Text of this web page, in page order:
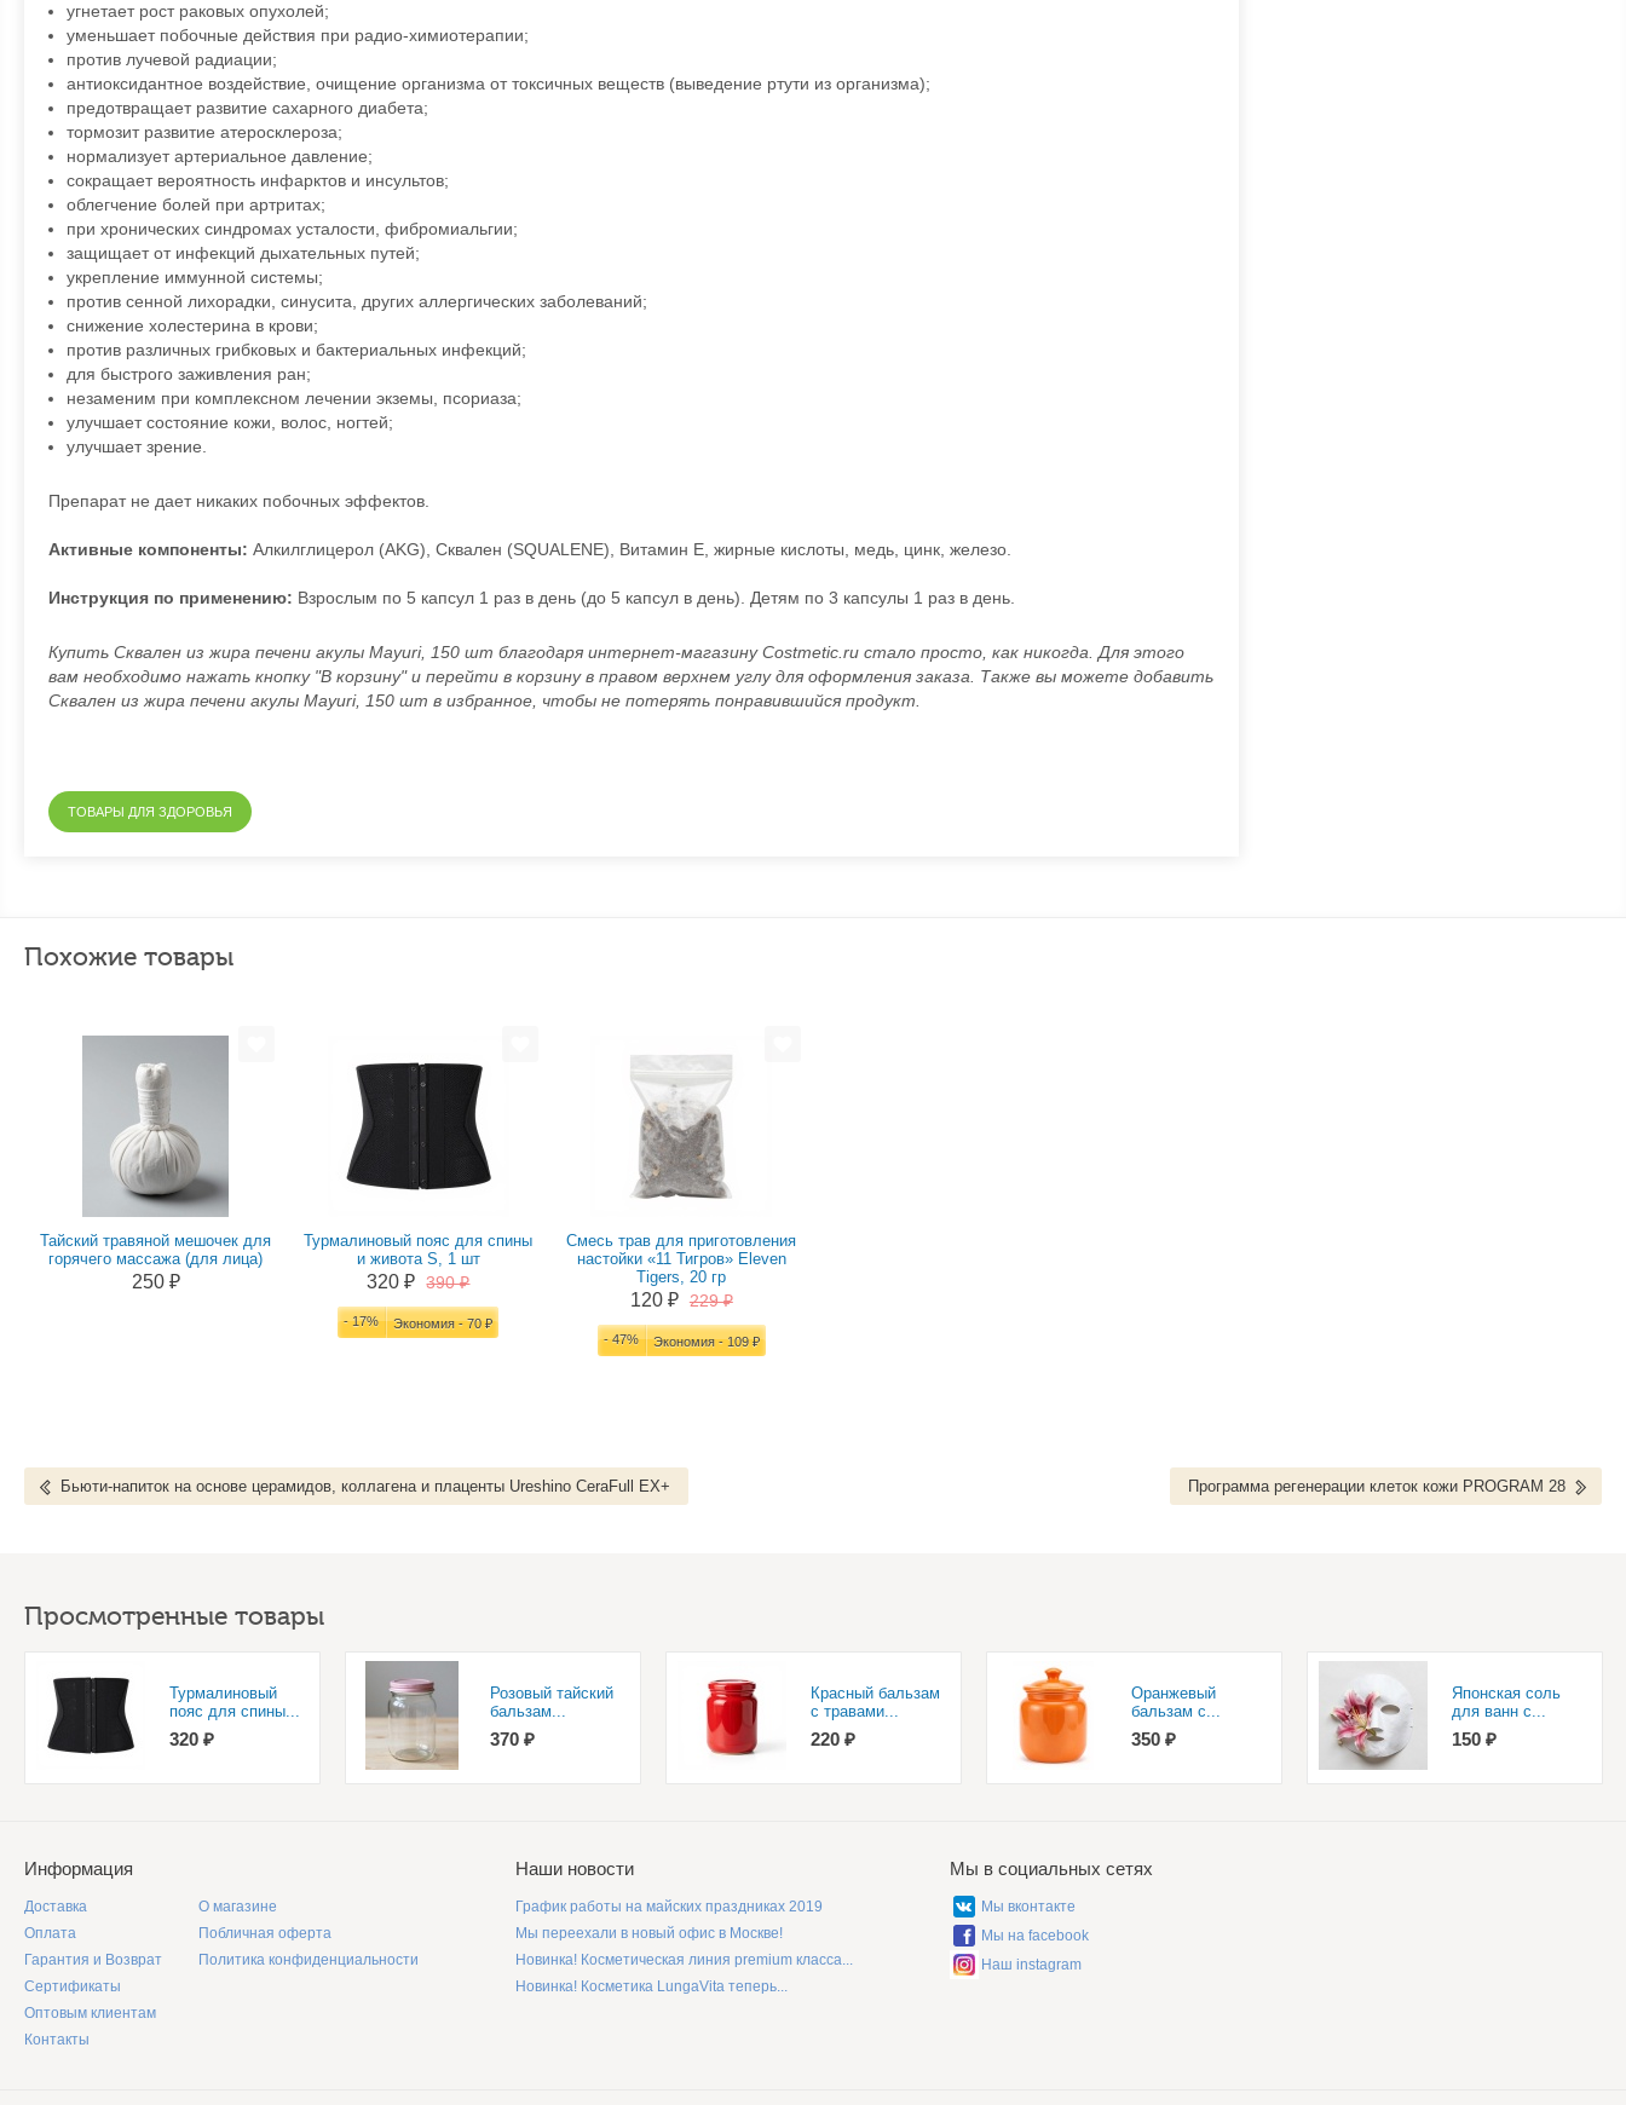
угнетает рост раковых опухолей;
уменьшает побочные действия при радио-химиотерапии;
против лучевой радиации;
антиоксидантное воздействие, очищение организма от токсичных веществ (выведение ртути из организма);
предотвращает развитие сахарного диабета;
тормозит развитие атеросклероза;
нормализует артериальное давление;
сокращает вероятность инфарктов и инсультов;
облегчение болей при артритах;
при хронических синдромах усталости, фибромиальгии;
защищает от инфекций дыхательных путей;
укрепление иммунной системы;
против сенной лихорадки, синусита, других аллергических заболеваний;
снижение холестерина в крови;
против различных грибковых и бактериальных инфекций;
для быстрого заживления ран;
незаменим при комплексном лечении экземы, псориаза;
улучшает состояние кожи, волос, ногтей;
улучшает зрение.
Препарат не дает никаких побочных эффектов.
Активные компоненты: Алкилглицерол (AKG), Сквален (SQUALENE), Витамин Е, жирные кислоты, медь, цинк, железо.
Инструкция по применению: Взрослым по 5 капсул 1 раз в день (до 5 капсул в день). Детям по 3 капсулы 1 раз в день.
Купить Сквален из жира печени акулы Mayuri, 150 шт благодаря интернет-магазину Costmetic.ru стало просто, как никогда. Для этого
вам необходимо нажать кнопку "В корзину" и перейти в корзину в правом верхнем углу для оформления заказа. Также вы можете добавить
Сквален из жира печени акулы Mayuri, 150 шт в избранное, чтобы не потерять понравившийся продукт.
ТОВАРЫ ДЛЯ ЗДОРОВЬЯ
Похожие товары
Тайский травяной мешочек для
горячего массажа (для лица)
250 ₽
Турмалиновый пояс для спины
и живота S, 1 шт
320 ₽ 390 ₽
- 17% Экономия - 70 ₽
Смесь трав для приготовления
настойки «11 Тигров» Eleven
Tigers, 20 гр
120 ₽ 229 ₽
- 47% Экономия - 109 ₽
Бьюти-напиток на основе церамидов, коллагена и плаценты Ureshino CeraFull EX+ Программа регенерации клеток кожи PROGRAM 28
Просмотренные товары
Турмалиновый
пояс для спины...
320 ₽
Розовый тайский
бальзам...
370 ₽
Красный бальзам
с травами...
220 ₽
Оранжевый
бальзам с...
350 ₽
Японская соль
для ванн с...
150 ₽
Информация
Доставка
Оплата
Гарантия и Возврат
Сертификаты
Оптовым клиентам
Контакты
О магазине
Побличная оферта
Политика конфиденциальности
Наши новости
График работы на майских праздниках 2019
Мы переехали в новый офис в Москве!
Новинка! Косметическая линия premium класса...
Новинка! Косметика LungaVita теперь...
Мы в социальных сетях
Мы вконтакте
Мы на facebook
Наш instagram